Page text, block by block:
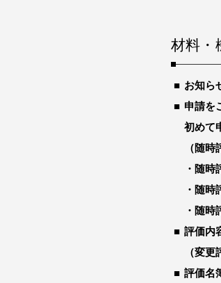
材料・
お知ら
申請を
初めて
（随時
随時
随時
随時
評価内
（変更
評価名